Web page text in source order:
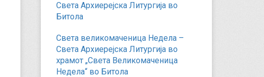
Света Архиерејска Литургија во
Битола
Света великомаченица Недела –
Света Архиерејска Литургија во
храмот „Света Великомаченица
Недела“ во Битола